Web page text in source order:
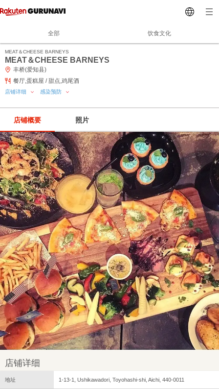
全部 饮食文化
MEAT＆CHEESE BARNEYS
MEAT＆CHEESE BARNEYS
丰桥(爱知县)
餐厅,蛋糕屋 / 甜点,鸡尾酒
店铺详细 感染预防
店铺概要 照片
店铺详细
地址 1-13-1, Ushikawadori, Toyohashi-shi, Aichi, 440-0011